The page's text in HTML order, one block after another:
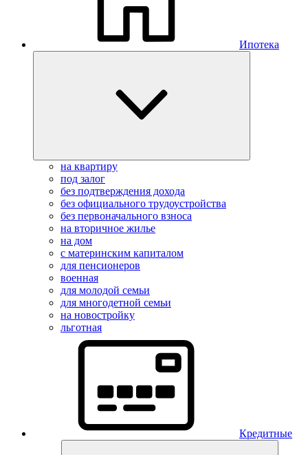
Ипотека
на квартиру
под залог
без подтверждения дохода
без официального трудоустройства
без первоначального взноса
на вторичное жилье
на дом
с материнским капиталом
для пенсионеров
военная
для молодой семьи
для многодетной семьи
на новостройку
льготная
Кредитные